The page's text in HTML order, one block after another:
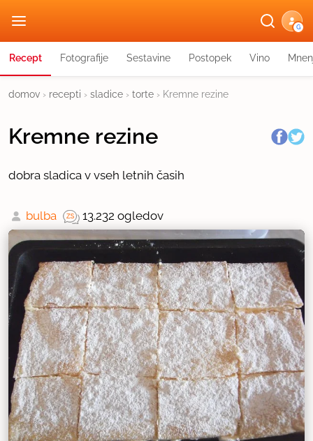
G
Recept Fotografije Sestavine Postopek Vino
domov › recepti › sladice › torte › Kremne rezine
Kremne rezine
dobra sladica v vseh letnih časih
bulba 13.232 ogledov